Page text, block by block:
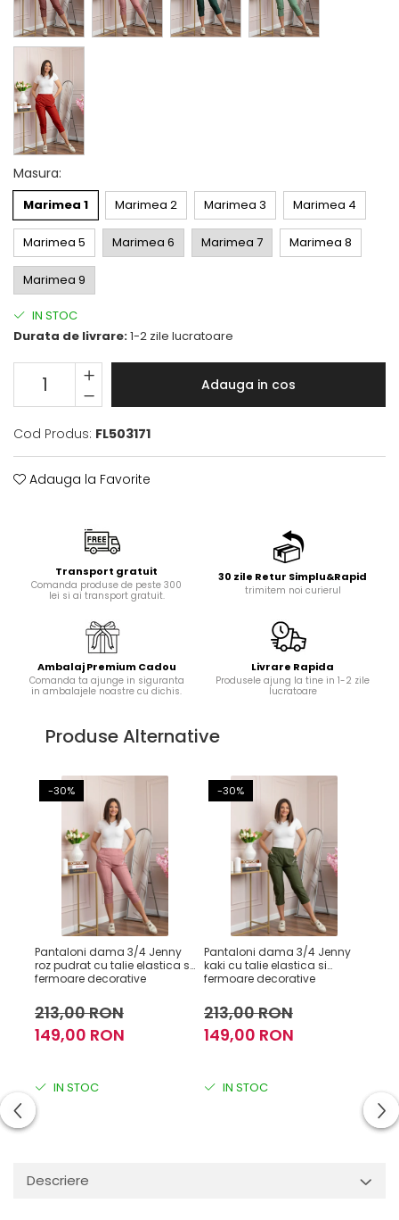
Masura:
Marimea 1 Marimea 2 Marimea 3 Marimea 4
Marimea 5 Marimea 6 Marimea 7 Marimea 8
Marimea 9
IN STOC
Durata de livrare:1-2 zile lucratoare
Adauga in cos
Cod Produs: FL503171
Adauga la Favorite
Transport gratuit
Comanda produse de peste 300
lei si ai transport gratuit.
30 zile Retur Simplu&Rapid
trimitem noi curierul
Ambalaj Premium Cadou
Comanda ta ajunge in siguranta
in ambalajele noastre cu dichis.
Livrare Rapida
Produsele ajung la tine in 1-2 zile
lucratoare
Produse Alternative
-30%
Pantaloni dama 3/4 Jenny
roz pudrat cu talie elastica si
fermoare decorative
213,00 RON
149,00 RON
IN STOC
-30%
Pantaloni dama 3/4 Jenny
kaki cu talie elastica si
fermoare decorative
213,00 RON
149,00 RON
IN STOC
Descriere